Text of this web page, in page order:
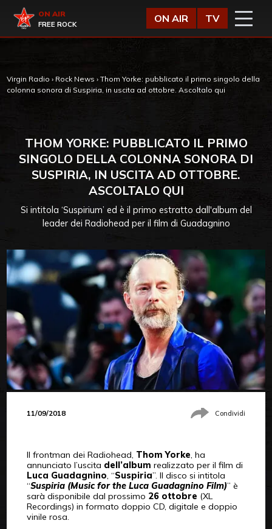
Virgin Radio
ON AIR
FREE ROCK
ON AIR TV
Virgin Radio › Rock News › Thom Yorke: pubblicato il primo singolo della
colonna sonora di Suspiria, in uscita ad ottobre. Ascoltalo qui
THOM YORKE: PUBBLICATO IL PRIMO
SINGOLO DELLA COLONNA SONORA DI
SUSPIRIA, IN USCITA AD OTTOBRE.
ASCOLTALO QUI
Si intitola ‘Suspirium’ ed è il primo estratto dall'album del
leader dei Radiohead per il film di Guadagnino
11/09/2018 Condividi
Il frontman dei Radiohead, Thom Yorke, ha
annunciato l’uscita dell’album realizzato per il film di
Luca Guadagnino, “Suspiria”. Il disco si intitola
“Suspiria (Music for the Luca Guadagnino Film)” è
sarà disponibile dal prossimo 26 ottobre (XL
Recordings) in formato doppio CD, digitale e doppio
vinile rosa.